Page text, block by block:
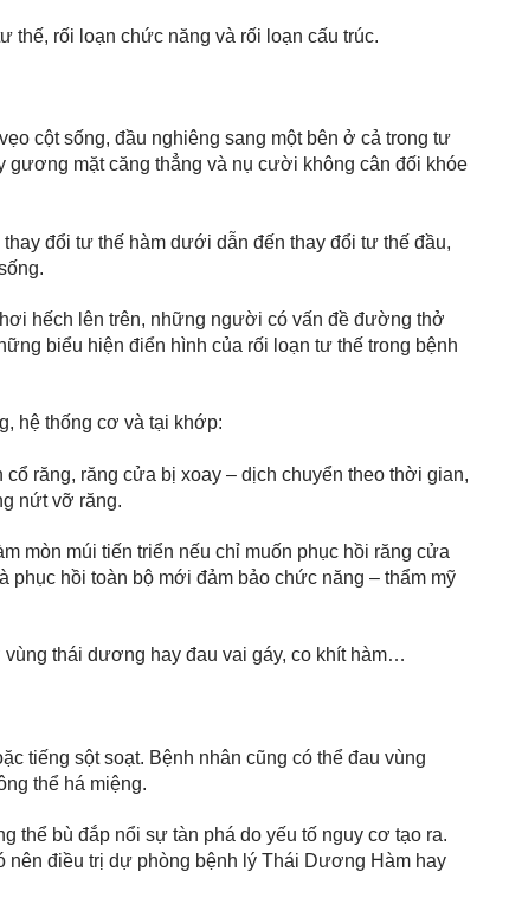
thế, rối loạn chức năng và rối loạn cấu trúc.
cột sống, đầu nghiêng sang một bên ở cả trong tư
mặt căng thẳng và nụ cười không cân đối khóe
đổi tư thế hàm dưới dẫn đến thay đổi tư thế đầu,
hếch lên trên, những người có vấn đề đường thở
biểu hiện điển hình của rối loạn tư thế trong bệnh
hệ thống cơ và tại khớp:
răng, răng cửa bị xoay – dịch chuyển theo thời gian,
nứt vỡ răng.
mòn múi tiến triển nếu chỉ muốn phục hồi răng cửa
phục hồi toàn bộ mới đảm bảo chức năng – thẩm mỹ
thái dương hay đau vai gáy, co khít hàm…
tiếng sột soạt. Bệnh nhân cũng có thể đau vùng
thể há miệng.
thể bù đắp nổi sự tàn phá do yếu tố nguy cơ tạo ra.
nên điều trị dự phòng bệnh lý Thái Dương Hàm hay